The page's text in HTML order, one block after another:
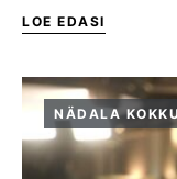
LOE EDASI
NÄDALA